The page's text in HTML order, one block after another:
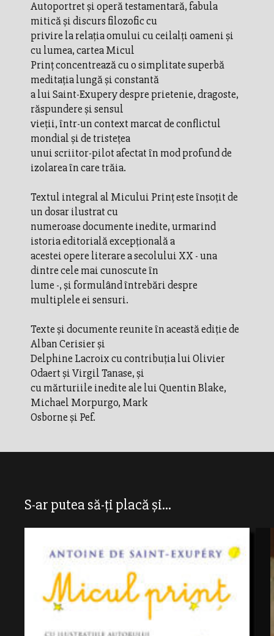
Autoportret şi operă testamentară, fabula
mitică şi discurs filozofic cu
privire la relaţia omului cu ceilalţi oameni şi
cu lumea, cartea Micul
Prinţ concentrează cu o simplitate superbă
meditaţia lungă şi constantă
a lui Saint-Exupery despre prietenie, dragoste,
răspundere şi sensul
vieţii, într-un context marcat de conflictul
mondial şi de tristeţea
unui scriitor-pilot afectat în mod profund de
izolarea în care trăia.
Textul integral al Micului Prinţ este însoţit de
un dosar ilustrat cu
numeroase documente inedite, urmarind
istoria editorială excepţională a
acestei opere literare a secolului XX - una
dintre cele mai cunoscute în
lume -, şi formulând întrebări despre
multiplele ei sensuri.
Texte şi documente reunite în această ediţie de
Alban Cerisier şi
Delphine Lacroix cu contribuţia lui Olivier
Odaert şi Virgil Tanase, şi
cu mărturiile inedite ale lui Quentin Blake,
Michael Morpurgo, Mark
Osborne şi Pef.
S-ar putea să-ți placă și...